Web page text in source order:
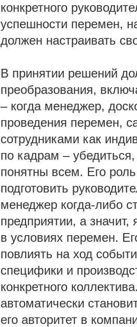
конкретного
успешности перемен,
должен настраивать
В принятии решений
преобразования,
– когда менеджер,
проведения перемен,
сотрудниками как
по кадрам –
понятны всем. Его
подготовить
менеджер когда-либо
предприятии, а
в условиях перемен.
повлиять на ход
специфики и
конкретного
автоматически
его авторитет в